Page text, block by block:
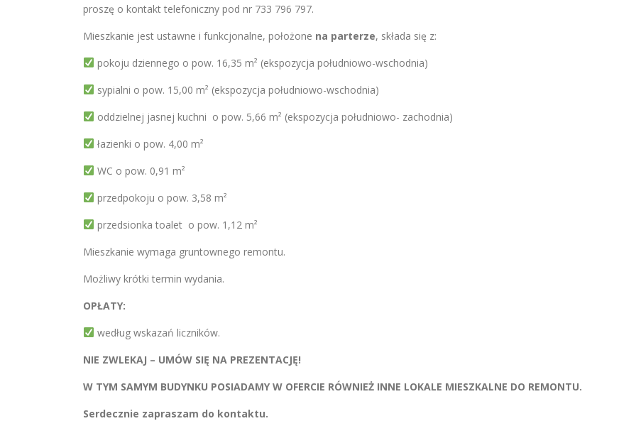
proszę o kontakt telefoniczny pod nr 733 796 797.
Mieszkanie jest ustawne i funkcjonalne, położone na parterze, składa się z:
pokoju dziennego o pow. 16,35 m² (ekspozycja południowo-wschodnia)
sypialni o pow. 15,00 m² (ekspozycja południowo-wschodnia)
oddzielnej jasnej kuchni o pow. 5,66 m² (ekspozycja południowo- zachodnia)
łazienki o pow. 4,00 m²
WC o pow. 0,91 m²
przedpokoju o pow. 3,58 m²
przedsionka toalet o pow. 1,12 m²
Mieszkanie wymaga gruntownego remontu.
Możliwy krótki termin wydania.
OPŁATY:
według wskazań liczników.
NIE ZWLEKAJ – UMÓW SIĘ NA PREZENTACJĘ!
W TYM SAMYM BUDYNKU POSIADAMY W OFERCIE RÓWNIEŻ INNE LOKALE MIESZKALNE DO REMONTU.
Serdecznie zapraszam do kontaktu.